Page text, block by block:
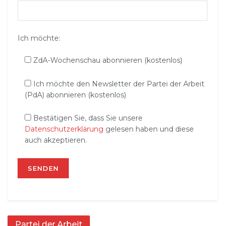
Ich möchte:
ZdA-Wochenschau abonnieren (kostenlos)
Ich möchte den Newsletter der Partei der Arbeit
(PdA) abonnieren (kostenlos)
Bestätigen Sie, dass Sie unsere
Datenschutzerklärung gelesen haben und diese
auch akzeptieren.